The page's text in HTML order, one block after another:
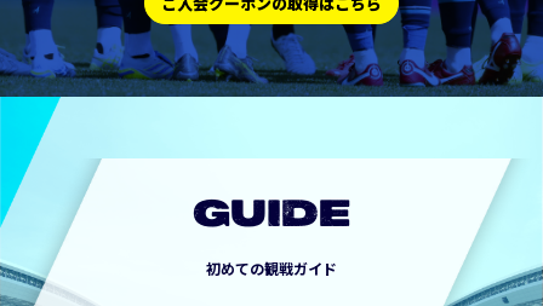
GUIDE
初めての観戦ガイド